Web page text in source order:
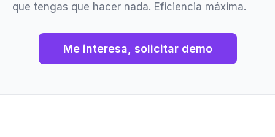
que tengas que hacer nada. Eficiencia máxima.
Me interesa, solicitar demo